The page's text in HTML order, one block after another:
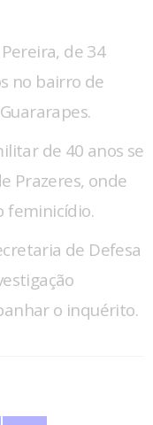
de 34
no bairro de
de 40 anos se
Prazeres, onde
feminicídio.
de Defesa
o inquérito.